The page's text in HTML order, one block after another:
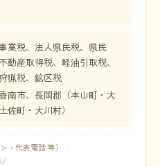
業税、法人県民税、県民
動産取得税、軽油引取税、
猟税、鉱区税
南市、長岡郡（本山町・大
佐町・大川村）
・代表電話 等）：